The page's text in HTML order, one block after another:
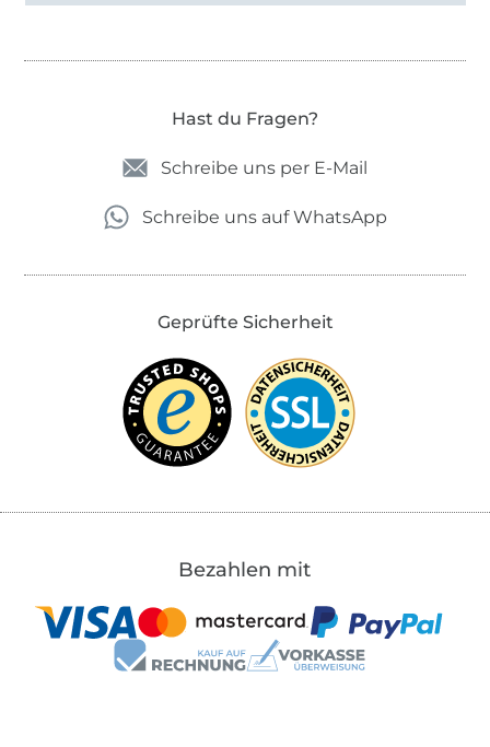
Hast du Fragen?
Schreibe uns per E-Mail
Schreibe uns auf WhatsApp
Geprüfte Sicherheit
Bezahlen mit